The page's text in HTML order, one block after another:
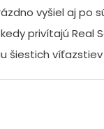
vyšiel aj
privítajú Real
šiestich